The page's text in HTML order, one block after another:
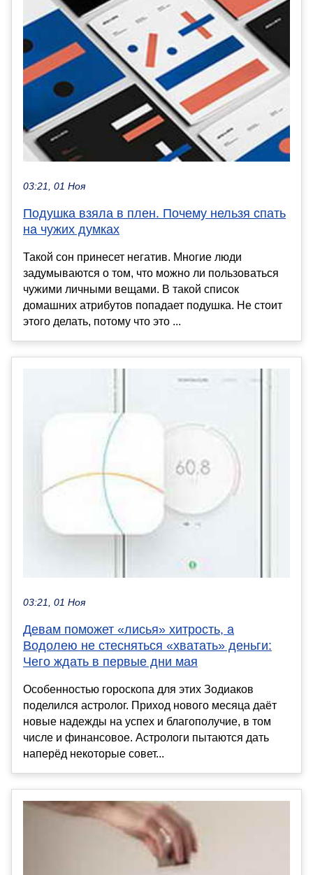
03:21, 01 Ноя
Подушка взяла в плен. Почему нельзя спать
на чужих думках
Такой сон принесет негатив. Многие люди
задумываются о том, что можно ли пользоваться
чужими личными вещами. В такой список
домашних атрибутов попадает подушка. Не стоит
этого делать, потому что это ...
03:21, 01 Ноя
Девам поможет «лисья» хитрость, а
Водолею не стесняться «хватать» деньги:
Чего ждать в первые дни мая
Особенностью гороскопа для этих Зодиаков
поделился астролог. Приход нового месяца даёт
новые надежды на успех и благополучие, в том
числе и финансовое. Астрологи пытаются дать
наперёд некоторые совет...